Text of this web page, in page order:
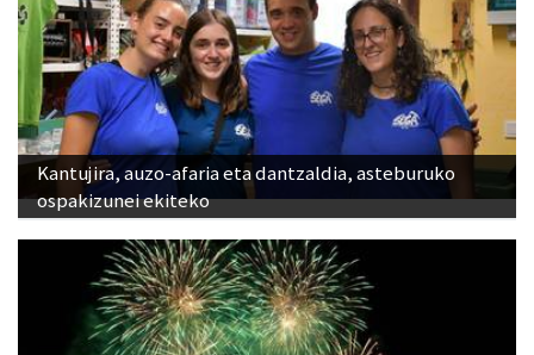
Kantujira, auzo-afaria eta dantzaldia, asteburuko
ospakizunei ekiteko